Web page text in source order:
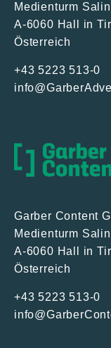
Medienturm
A-6060 Hall in
Österreich
+43 5223 513-0
Garber Content
Medienturm
A-6060 Hall in
Österreich
+43 5223 513-0